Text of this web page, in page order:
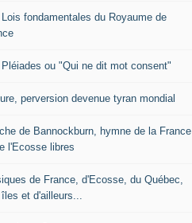
fondamentales du Royaume de
Pléiades ou "Qui ne dit mot consent"
perversion devenue tyran mondial
de Bannockburn, hymne de la France
l'Ecosse libres
de France, d'Ecosse, du Québec,
et d'ailleurs...